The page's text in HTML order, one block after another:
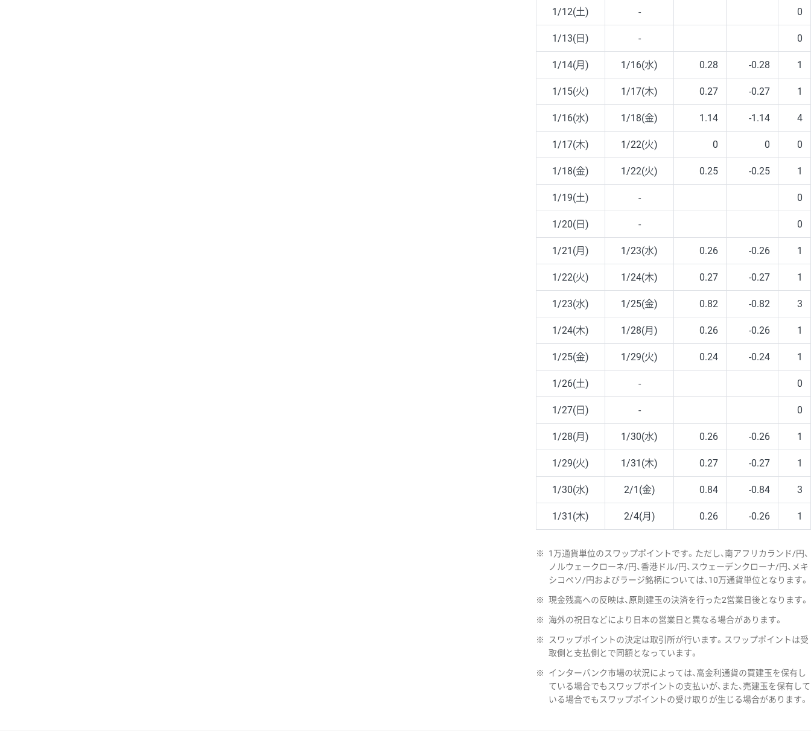
1/12(土) - 0
1/13(日) - 0
1/14(月) 1/16(水) 0.28 -0.28 1
1/15(火) 1/17(木) 0.27 -0.27 1
1/16(水) 1/18(金) 1.14 -1.14 4
1/17(木) 1/22(火) 0 0 0
1/18(金) 1/22(火) 0.25 -0.25 1
1/19(土) - 0
1/20(日) - 0
1/21(月) 1/23(水) 0.26 -0.26 1
1/22(火) 1/24(木) 0.27 -0.27 1
1/23(水) 1/25(金) 0.82 -0.82 3
1/24(木) 1/28(月) 0.26 -0.26 1
1/25(金) 1/29(火) 0.24 -0.24 1
1/26(土) - 0
1/27(日) - 0
1/28(月) 1/30(水) 0.26 -0.26 1
1/29(火) 1/31(木) 0.27 -0.27 1
1/30(水) 2/1(金) 0.84 -0.84 3
1/31(木) 2/4(月) 0.26 -0.26 1
※
1万通貨単位のスワップポイントです。ただし、南アフリカランド/円、
ノルウェークローネ/円、香港ドル/円、スウェーデンクローナ/円、メキ
シコペソ/円およびラージ銘柄については、10万通貨単位となります。
※ 現金残高への反映は、原則建玉の決済を行った2営業日後となります。
※ 海外の祝日などにより日本の営業日と異なる場合があります。
※
スワップポイントの決定は取引所が行います。スワップポイントは受
取側と支払側とで同額となっています。
※
インターバンク市場の状況によっては、高金利通貨の買建玉を保有し
ている場合でもスワップポイントの支払いが、また、売建玉を保有して
いる場合でもスワップポイントの受け取りが生じる場合があります。